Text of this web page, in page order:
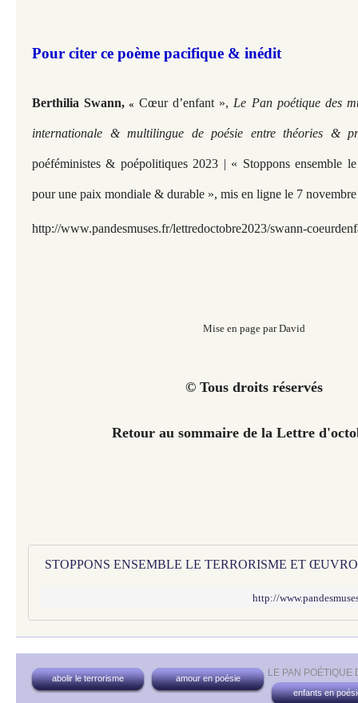
Pour citer ce poème pacifique & inédit
Berthilia Swann, « Cœur d’enfant », Le Pan poétique des
internationale & multilingue de poésie entre théories &
poéféministes & poépolitiques 2023 | « Stoppons ensemble
pour une paix mondiale & durable », mis en ligne le 7
http://www.pandesmuses.fr/lettredoctobre2023/swann-
Mise en page par David
© Tous droits réservés
Retour au sommaire de la Lettre
http://
LE PAN POÉTIQUE
abolir le terrorisme
amour en poésie
enfants en